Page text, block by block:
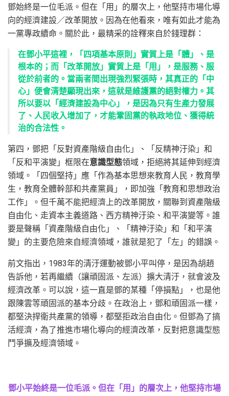
鄧始終是一位毛派。但在「用」的層次上，他堅持市場化導
向的經濟建設／改革開放。因為在他看來，唯有如此才能為
一黨專政續命。關於此，最精采的詮釋來自於錢理群：
在鄧小平這裡，「四項基本原則」實質上是「體」、是
根本的；而「改革開放」實質上是「用」，是服務、服
從於前者的。當兩者間出現強烈緊張時，其真正的「中
心」便會清楚顯現出來，這就是維護黨的絕對權力。其
所以要以「經濟建設為中心」，是因為只有生產力發展
了、人民收入增加了，才能鞏固黨的執政地位、獲得統
治的合法性。
第四，鄧把「反對資產階級自由化」、「反精神汙染」和
「反和平演變」框限在意識型態領域，拒絕將其延伸到經濟
領域。「四個堅持」應「作為基本思想來教育人民，教育學
生，教育全體幹部和共產黨員」，即加強「教育和思想政治
工作」。但千萬不能把經濟上的改革開放，關聯到資產階級
自由化、走資本主義道路、西方精神汙染、和平演變等。誰
要是聲稱「資產階級自由化」、「精神汙染」和「和平演
變」的主要危險來自經濟領域，誰就是犯了「左」的錯誤。
前文指出，1983年的清汙運動被鄧小平叫停，是因為胡趙
告訴他，若再繼續（讓頑固派、左派）擴大清汙，就會波及
經濟改革。可以說，這一直是鄧的某種「停損點」，也是他
跟陳雲等頑固派的基本分歧。在政治上，鄧和頑固派一樣，
都堅決捍衛共產黨的領導，都堅拒政治自由化。但鄧為了搞
活經濟，為了推進市場化導向的經濟改革，反對把意識型態
鬥爭擴及經濟領域。
鄧小平始終是一位毛派。但在「用」的層次上，他堅持市場